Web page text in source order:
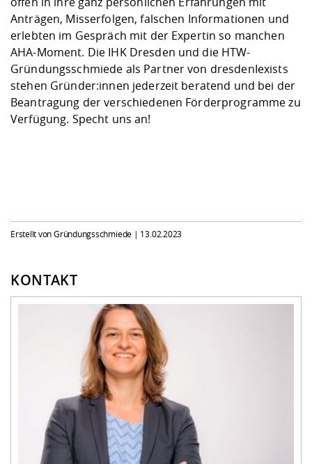
Anträgen, Misserfolgen, falschen Informationen und
erlebten im Gespräch mit der Expertin so manchen
AHA-Moment. Die IHK Dresden und die HTW-
Gründungsschmiede als Partner von dresdenIexists
stehen Gründer:innen jederzeit beratend und bei der
Beantragung der verschiedenen Förderprogramme zu
Verfügung. Specht uns an!
Erstellt von Gründungsschmiede | 13.02.2023
KONTAKT